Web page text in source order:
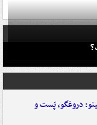
دروغگو، پَست‌ و